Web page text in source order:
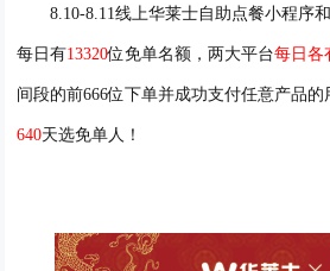
8.10-8.11线上华莱士自助点餐小程序
每日有13320位免单名额， 两大平台每日各
间段的前666位下单并成功支付任意产品
640天选免单人！